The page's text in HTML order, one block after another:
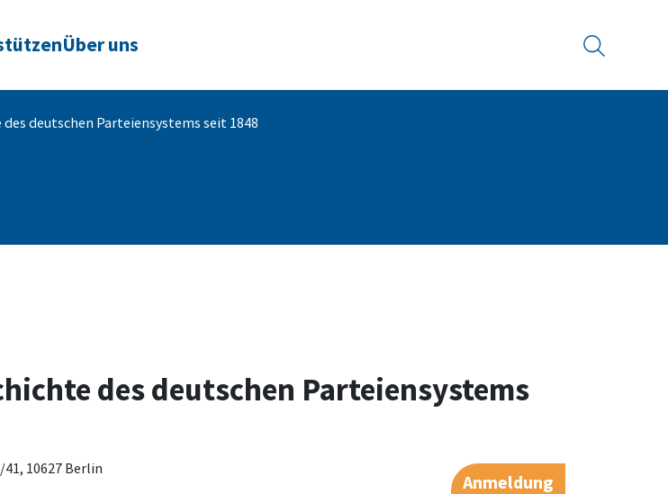
Über uns Suche
deutschen Parteiensystems seit 1848
des deutschen Parteiensystems
10627 Berlin
Anmeldung